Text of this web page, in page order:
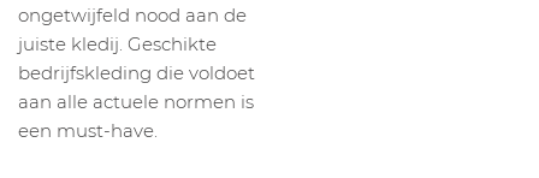
ongetwijfeld nood aan de
juiste kledij. Geschikte
bedrijfskleding die voldoet
aan alle actuele normen is
een must-have.